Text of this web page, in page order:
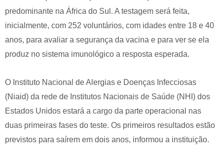
predominante na África do Sul. A testagem será feita,
inicialmente, com 252 voluntários, com idades entre 18 e 40
anos, para avaliar a segurança da vacina e para ver se ela
produz no sistema imunológico a resposta esperada.
O Instituto Nacional de Alergias e Doenças Infecciosas
(Niaid) da rede de Institutos Nacionais de Saúde (NHI) dos
Estados Unidos estará a cargo da parte operacional nas
duas primeiras fases do teste. Os primeiros resultados estão
previstos para saírem em dois anos, informou a instituição.